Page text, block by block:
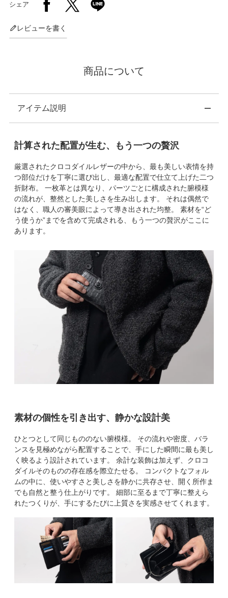
人情報の取り扱い
FOLLOW US
シェア
レビューを書く
商品について
アイテム説明
計算された配置が生む、もう一つの贅沢
厳選されたクロコダイルレザーの中から、最も美しい表情を持
つ部位だけを丁寧に選び出し、最適な配置で仕立て上げた二つ
折財布。 一枚革とは異なり、パーツごとに構成された腑模様
の流れが、整然とした美しさを生み出します。 それは偶然で
はなく、職人の審美眼によって導き出された均整。 素材を“ど
う使うか”までを含めて完成される、もう一つの贅沢がここに
あります。
素材の個性を引き出す、静かな設計美
ひとつとして同じもののない腑模様。 その流れや密度、バラ
ンスを見極めながら配置することで、手にした瞬間に最も美し
く映るよう設計されています。 余計な装飾は加えず、クロコ
ダイルそのものの存在感を際立たせる。 コンパクトなフォル
ムの中に、使いやすさと美しさを静かに共存させ、開く所作ま
でも自然と整う仕上がりです。 細部に至るまで丁寧に整えら
れたつくりが、手にするたびに上質さを実感させてくれます。